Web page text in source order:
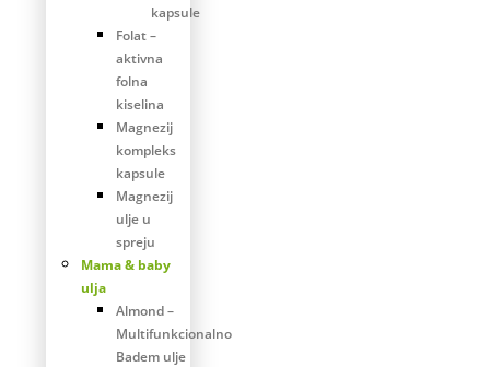
kapsule
Folat –
aktivna
folna
kiselina
Magnezij
kompleks
kapsule
Magnezij
ulje u
spreju
Mama & baby
ulja
Almond –
Multifunkcionalno
Badem ulje